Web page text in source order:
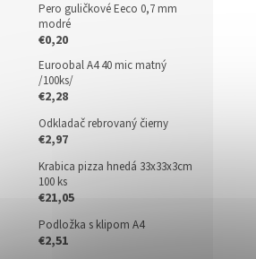
Pero guličkové Eeco 0,7 mm
modré
€0,20
Euroobal A4 40 mic matný
/100ks/
€2,28
Odkladač rebrovaný čierny
€2,97
Krabica pizza hnedá 33x33x3cm
100 ks
€21,05
Podložka s klipom A4
€2,51